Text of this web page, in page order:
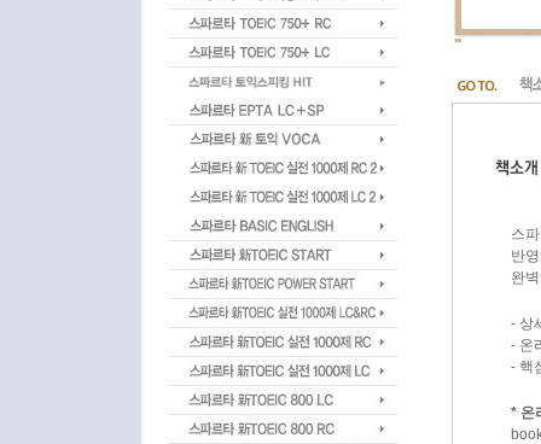
스
반
완
- 상
- 온
- 핵
* 온